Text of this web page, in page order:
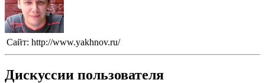
Сайт: http://www.yakhnov.ru/
Дискуссии пользователя